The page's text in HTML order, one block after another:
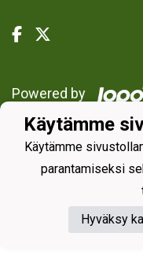
Powered by
Käytämme
Käytämme
parantamiseksi
Hyväksy